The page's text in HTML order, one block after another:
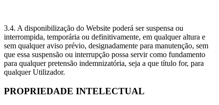
3.4. A disponibilização do Website poderá ser suspensa ou
interrompida, temporária ou definitivamente, em qualquer altura e
sem qualquer aviso prévio, designadamente para manutenção, sem
que essa suspensão ou interrupção possa servir como fundamento
para qualquer pretensão indemnizatória, seja a que título for, para
qualquer Utilizador.
PROPRIEDADE INTELECTUAL